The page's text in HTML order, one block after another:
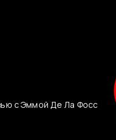
Медиа
с Эммой Де Ла Фосс